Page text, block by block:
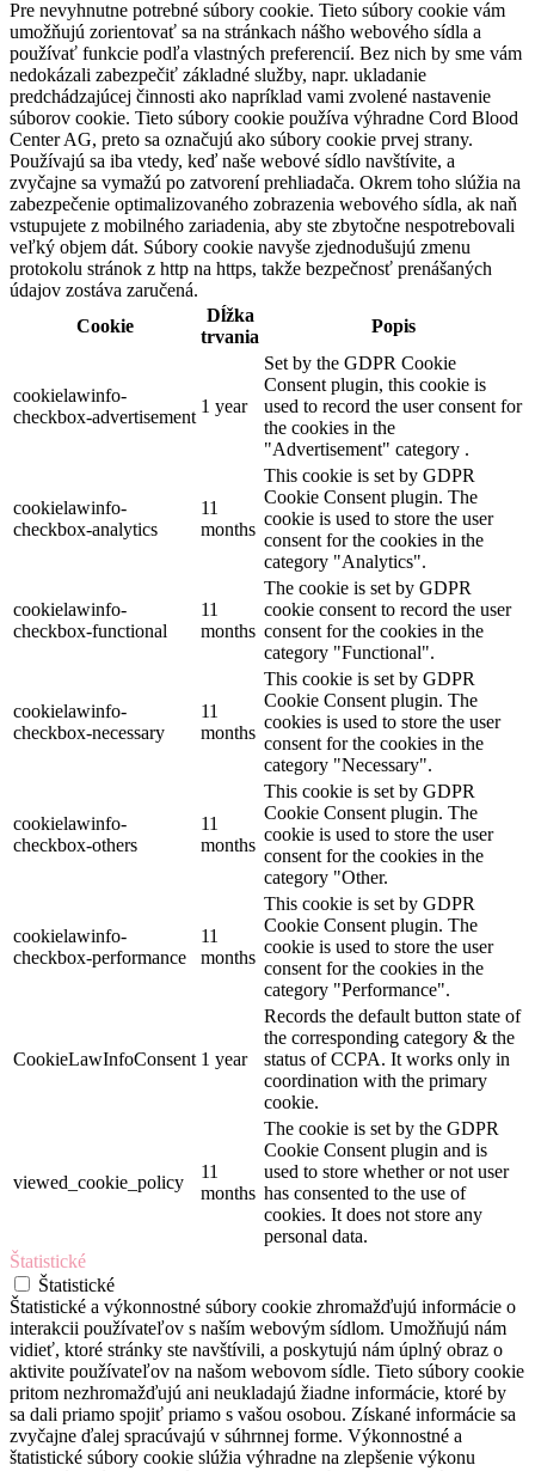
Pre nevyhnutne potrebné súbory cookie. Tieto súbory cookie vám
umožňujú zorientovať sa na stránkach nášho webového sídla a
používať funkcie podľa vlastných preferencií. Bez nich by sme vám
nedokázali zabezpečiť základné služby, napr. ukladanie
predchádzajúcej činnosti ako napríklad vami zvolené nastavenie
súborov cookie. Tieto súbory cookie používa výhradne Cord Blood
Center AG, preto sa označujú ako súbory cookie prvej strany.
Používajú sa iba vtedy, keď naše webové sídlo navštívite, a
zvyčajne sa vymažú po zatvorení prehliadača. Okrem toho slúžia na
zabezpečenie optimalizovaného zobrazenia webového sídla, ak naň
vstupujete z mobilného zariadenia, aby ste zbytočne nespotrebovali
veľký objem dát. Súbory cookie navyše zjednodušujú zmenu
protokolu stránok z http na https, takže bezpečnosť prenášaných
údajov zostáva zaručená.
Cookie
Dĺžka
trvania
Popis
cookielawinfo-
checkbox-advertisement
1 year
Set by the GDPR Cookie
Consent plugin, this cookie is
used to record the user consent for
the cookies in the
"Advertisement" category .
cookielawinfo-
checkbox-analytics
11
months
This cookie is set by GDPR
Cookie Consent plugin. The
cookie is used to store the user
consent for the cookies in the
category "Analytics".
cookielawinfo-
checkbox-functional
11
months
The cookie is set by GDPR
cookie consent to record the user
consent for the cookies in the
category "Functional".
cookielawinfo-
checkbox-necessary
11
months
This cookie is set by GDPR
Cookie Consent plugin. The
cookies is used to store the user
consent for the cookies in the
category "Necessary".
cookielawinfo-
checkbox-others
11
months
This cookie is set by GDPR
Cookie Consent plugin. The
cookie is used to store the user
consent for the cookies in the
category "Other.
cookielawinfo-
checkbox-performance
11
months
This cookie is set by GDPR
Cookie Consent plugin. The
cookie is used to store the user
consent for the cookies in the
category "Performance".
CookieLawInfoConsent 1 year
Records the default button state of
the corresponding category & the
status of CCPA. It works only in
coordination with the primary
cookie.
viewed_cookie_policy
11
months
The cookie is set by the GDPR
Cookie Consent plugin and is
used to store whether or not user
has consented to the use of
cookies. It does not store any
personal data.
Štatistické
Štatistické
Štatistické a výkonnostné súbory cookie zhromažďujú informácie o
interakcii používateľov s naším webovým sídlom. Umožňujú nám
vidieť, ktoré stránky ste navštívili, a poskytujú nám úplný obraz o
aktivite používateľov na našom webovom sídle. Tieto súbory cookie
pritom nezhromažďujú ani neukladajú žiadne informácie, ktoré by
sa dali priamo spojiť priamo s vašou osobou. Získané informácie sa
zvyčajne ďalej spracúvajú v súhrnnej forme. Výkonnostné a
štatistické súbory cookie slúžia výhradne na zlepšenie výkonu